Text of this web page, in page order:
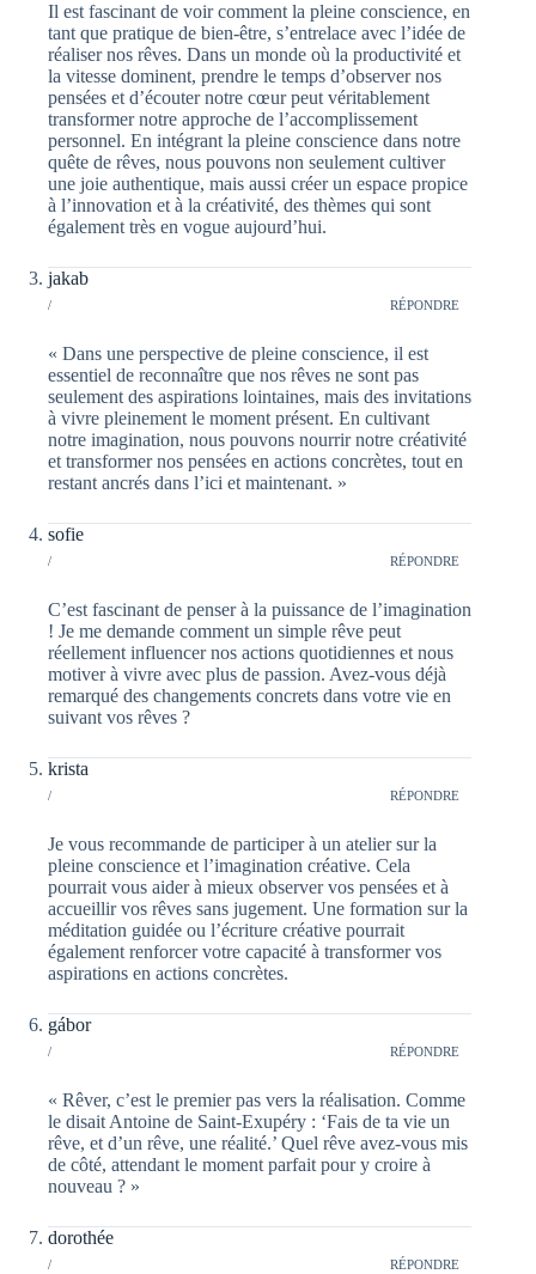
Il est fascinant de voir comment la pleine conscience, en
tant que pratique de bien-être, s’entrelace avec l’idée de
réaliser nos rêves. Dans un monde où la productivité et
la vitesse dominent, prendre le temps d’observer nos
pensées et d’écouter notre cœur peut véritablement
transformer notre approche de l’accomplissement
personnel. En intégrant la pleine conscience dans notre
quête de rêves, nous pouvons non seulement cultiver
une joie authentique, mais aussi créer un espace propice
à l’innovation et à la créativité, des thèmes qui sont
également très en vogue aujourd’hui.
jakab
/ RÉPONDRE
« Dans une perspective de pleine conscience, il est
essentiel de reconnaître que nos rêves ne sont pas
seulement des aspirations lointaines, mais des invitations
à vivre pleinement le moment présent. En cultivant
notre imagination, nous pouvons nourrir notre créativité
et transformer nos pensées en actions concrètes, tout en
restant ancrés dans l’ici et maintenant. »
sofie
/ RÉPONDRE
C’est fascinant de penser à la puissance de l’imagination
! Je me demande comment un simple rêve peut
réellement influencer nos actions quotidiennes et nous
motiver à vivre avec plus de passion. Avez-vous déjà
remarqué des changements concrets dans votre vie en
suivant vos rêves ?
krista
/ RÉPONDRE
Je vous recommande de participer à un atelier sur la
pleine conscience et l’imagination créative. Cela
pourrait vous aider à mieux observer vos pensées et à
accueillir vos rêves sans jugement. Une formation sur la
méditation guidée ou l’écriture créative pourrait
également renforcer votre capacité à transformer vos
aspirations en actions concrètes.
gábor
/ RÉPONDRE
« Rêver, c’est le premier pas vers la réalisation. Comme
le disait Antoine de Saint-Exupéry : ‘Fais de ta vie un
rêve, et d’un rêve, une réalité.’ Quel rêve avez-vous mis
de côté, attendant le moment parfait pour y croire à
nouveau ? »
dorothée
/ RÉPONDRE